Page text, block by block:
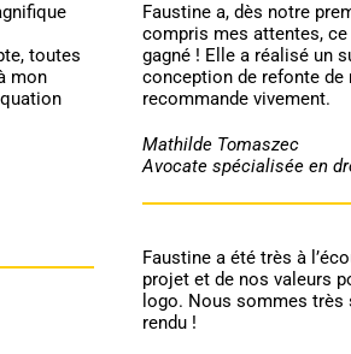
toutes
mon
Faustine a, dès notre
compris mes attentes, ce
gagné ! Elle a réalisé un
conception de refonte de
recommande vivement.
Mathilde Tomaszec
Avocate spécialisée en
Faustine a été très à
projet et de nos valeurs
logo. Nous sommes
rendu !